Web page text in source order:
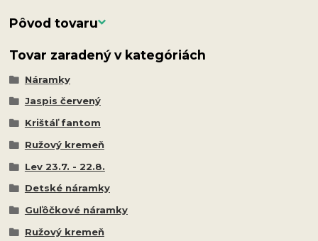
Pôvod tovaru
Tovar zaradený v kategóriách
Náramky
Jaspis červený
Krištáľ fantom
Ružový kremeň
Lev 23.7. - 22.8.
Detské náramky
Guľôčkové náramky
Ružový kremeň